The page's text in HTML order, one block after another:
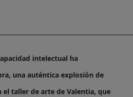
intelectual ha
una auténtica explosión de
el taller de arte de Valentia, que